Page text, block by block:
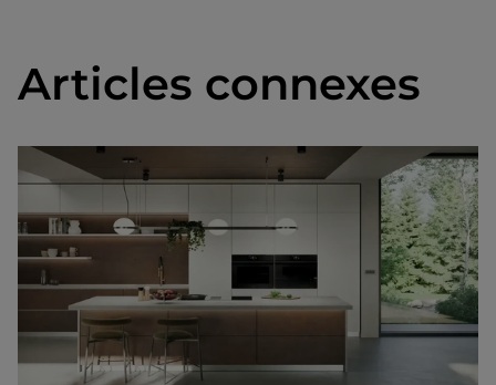
Articles connexes